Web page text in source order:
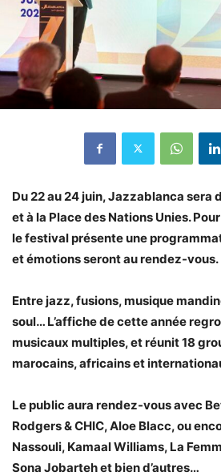
Du 22 au 24 juin, Jazzablanca sera
et à la Place des Nations Unies.
le festival présente une
et émotions seront au rendez-vous.
Entre jazz, fusions, musique
soul… L’affiche de cette année
musicaux multiples, et réunit 18
marocains, africains et
Le public aura rendez-vous avec
Rodgers & CHIC, Aloe Blacc, ou
Nassouli, Kamaal Williams, La
Sona Jobarteh et bien d’autres…